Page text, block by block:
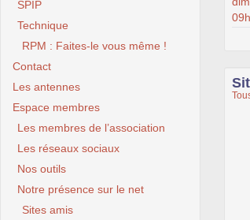
SPIP
Technique
RPM : Faites-le vous même !
Contact
Les antennes
Espace membres
Les membres de l’association
Les réseaux sociaux
Nos outils
Notre présence sur le net
Sites amis
Ateliers du Libre